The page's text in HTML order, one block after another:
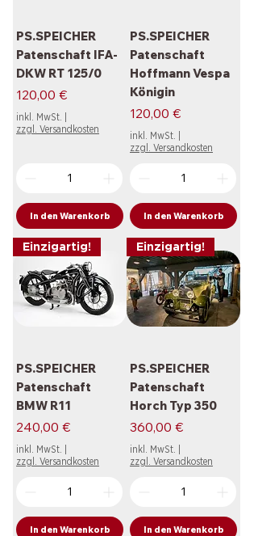
PS.SPEICHER
Patenschaft IFA-
DKW RT 125/0
Preis
120,00 €
inkl. MwSt. |
zzgl. Versandkosten
In den Warenkorb
PS.SPEICHER
Patenschaft
Hoffmann Vespa
Königin
Preis
120,00 €
inkl. MwSt. |
zzgl. Versandkosten
In den Warenkorb
Einzigartig!
PS.SPEICHER
Patenschaft
BMW R11
Preis
240,00 €
inkl. MwSt. |
zzgl. Versandkosten
In den Warenkorb
Einzigartig!
PS.SPEICHER
Patenschaft
Horch Typ 350
Preis
360,00 €
inkl. MwSt. |
zzgl. Versandkosten
In den Warenkorb